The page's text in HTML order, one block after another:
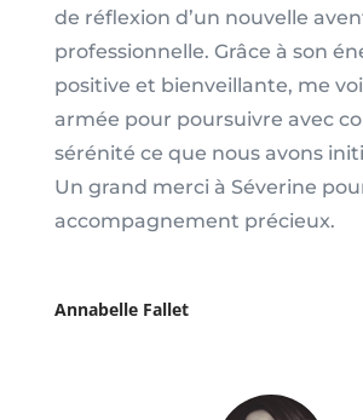
de réflexion d’un nouvelle
professionnelle. Grâce à son
positive et bienveillante, me
armée pour poursuivre avec
sérénité ce que nous avons
Un grand merci à Séverine
accompagnement précieux.
Annabelle Fallet